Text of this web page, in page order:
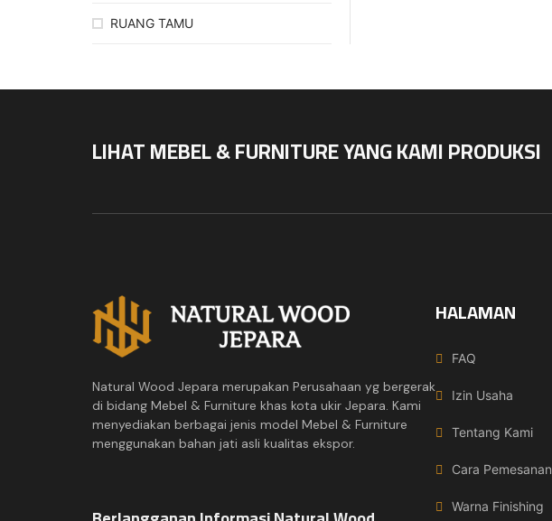
RUANG TAMU
LIHAT MEBEL & FURNITURE YANG KAMI PRODUKSI
Natural Wood Jepara merupakan Perusahaan yg bergerak
di bidang Mebel & Furniture khas kota ukir Jepara. Kami
menyediakan berbagai jenis model Mebel & Furniture
menggunakan bahan jati asli kualitas ekspor.
HALAMAN
FAQ
Izin Usaha
Tentang Kami
Cara Pemesanan
Warna Finishing